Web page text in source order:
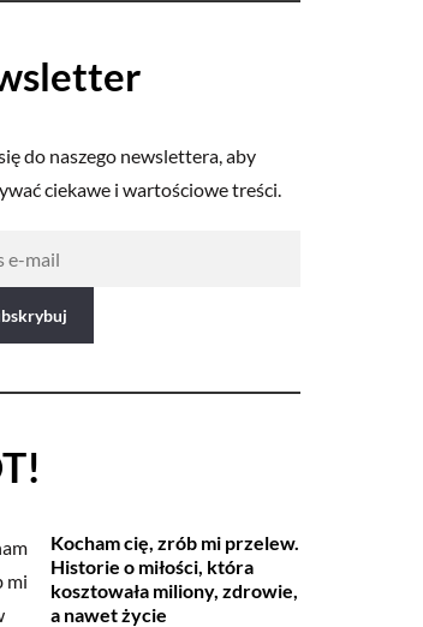
do naszego newslettera, aby
ciekawe i wartościowe treści.
Kocham cię, zrób mi przelew.
Historie o miłości, która
kosztowała miliony, zdrowie,
a nawet życie